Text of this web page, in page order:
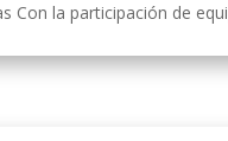
Con la participación de